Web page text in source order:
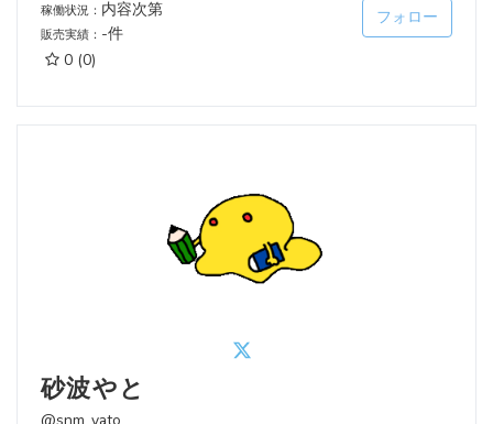
稼働状況： 内容次第
販売実績： -件
0 (0)
フォロー
砂波やと